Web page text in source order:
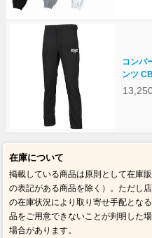
コンバ
ンツ
在庫について
掲載している商品は原則として在庫
の表記がある商品を除く）。ただし
の在庫状況により取り寄せ手配とな
品をご用意できないことが判明した
場合があります。